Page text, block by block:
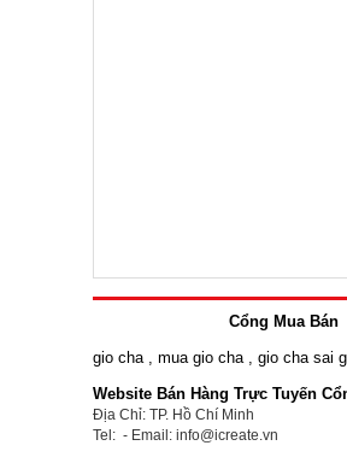
Cổng Mua Bán
gio cha
mua gio cha
gio cha sai
Website Bán Hàng Trực Tuyến
Địa Chỉ: TP. Hồ Chí Minh
Tel: - Email: info@icreate.vn